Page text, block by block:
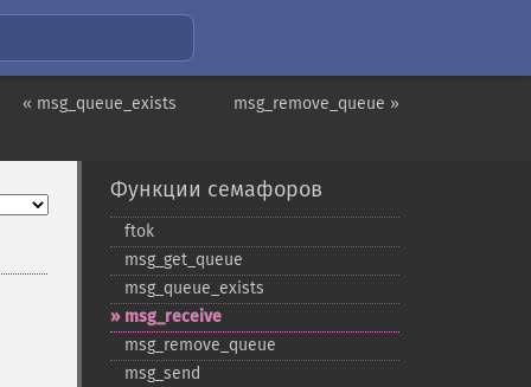
msg_remove_queue »
« msg_queue_exists
Функции семафоров
ftok
msg_​get_​queue
msg_​queue_​exists
msg_​receive
msg_​remove_​queue
msg_​send